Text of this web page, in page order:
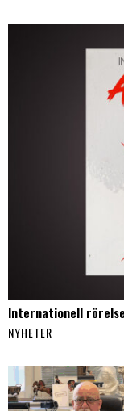
Internationell
NYHETER